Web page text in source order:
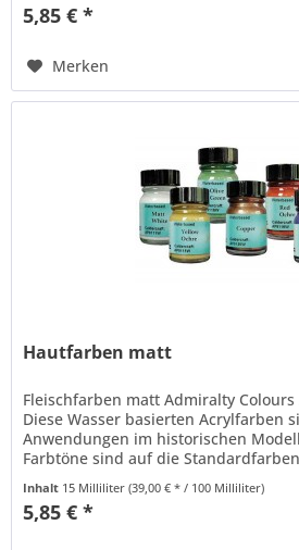
5,85 € *
Merken
Hautfarben matt
Fleischfarben matt Admiralty
Diese Wasser basierten Acrylfarben
Anwendungen im historischen
Farbtöne sind auf die
Inhalt 15 Milliliter(39,00 € * / 100 Milliliter)
5,85 € *